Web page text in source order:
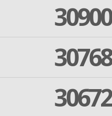
30900
30768
30672